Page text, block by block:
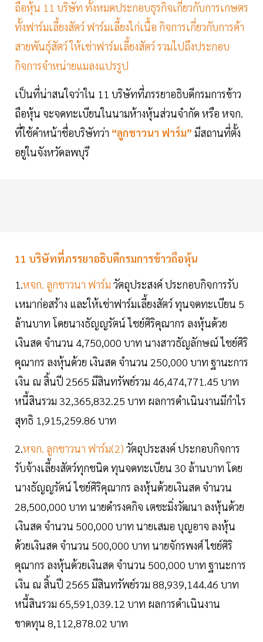
ถือหุ้น 11 บริษัท ทั้งหมดประกอบธุรกิจเกี่ยวกับการเกษตร
ทั้งฟาร์มเลี้ยงสัตว์ ฟาร์มเลี้ยงไก่เนื้อ กิจการเกี่ยวกับการค้า
สายพันธุ์สัตว์ ให้เช่าฟาร์มเลี้ยงสัตว์ รวมไปถึงประกอบ
กิจการจำหน่ายแมลงแปรรูป
เป็นที่น่าสนใจว่าใน 11 บริษัทที่ภรรยาอธิบดีกรมการข้าว
ถือหุ้น จะจดทะเบียนในนามห้างหุ้นส่วนจำกัด หรือ หจก.
ที่ใช้คำหน้าชื่อบริษัทว่า “ลูกชาวนา ฟาร์ม” มีสถานที่ตั้ง
อยู่ในจังหวัดลพบุรี
11 บริษัทที่ภรรยาอธิบดีกรมการข้าวถือหุ้น
1.หจก. ลูกชาวนา ฟาร์ม วัตถุประสงค์ ประกอบกิจการรับ
เหมาก่อสร้าง และให้เช่าฟาร์มเลี้ยงสัตว์ ทุนจดทะเบียน 5
ล้านบาท โดยนางธัญญรัตน์ ไชย์ศิริคุณากร ลงหุ้นด้วย
เงินสด จำนวน 4,750,000 บาท นางสาวธัญลักษณ์ ไชย์ศิริ
คุณากร ลงหุ้นด้วย เงินสด จำนวน 250,000 บาท ฐานะการ
เงิน ณ สิ้นปี 2565 มีสินทรัพย์รวม 46,474,771.45 บาท
หนี้สินรวม 32,365,832.25 บาท ผลการดำเนินงานมีกำไร
สุทธิ 1,915,259.86 บาท
2.หจก. ลูกชาวนา ฟาร์ม(2) วัตถุประสงค์ ประกอบกิจการ
รับจ้างเลี้ยงสัตว์ทุกชนิด ทุนจดทะเบียน 30 ล้านบาท โดย
นางธัญญรัตน์ ไชย์ศิริคุณากร ลงหุ้นด้วยเงินสด จำนวน
28,500,000 บาท นายดำรงคกิจ เตชะมิ่งวัฒนา ลงหุ้นด้วย
เงินสด จำนวน 500,000 บาท นายเสมอ บุญอาจ ลงหุ้น
ด้วยเงินสด จำนวน 500,000 บาท นายจักรพงศ์ ไชย์ศิริ
คุณากร ลงหุ้นด้วยเงินสด จำนวน 500,000 บาท ฐานะการ
เงิน ณ สิ้นปี 2565 มีสินทรัพย์รวม 88,939,144.46 บาท
หนี้สินรวม 65,591,039.12 บาท ผลการดำเนินงาน
ขาดทุน 8,112,878.02 บาท